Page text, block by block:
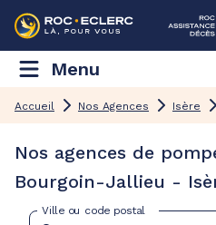
Menu
Accueil Nos Agences Isère
Nos agences de
Bourgoin-Jallieu -
Ville ou code postal